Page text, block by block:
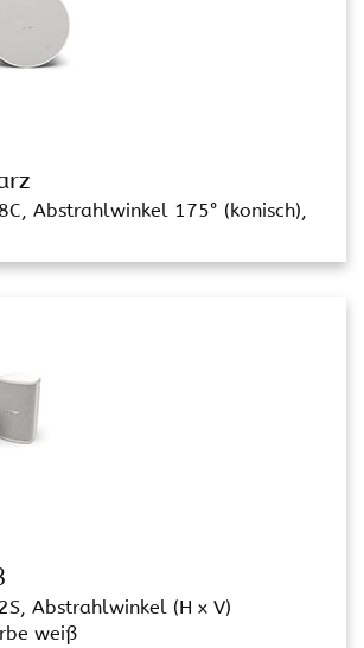
Abstrahlwinkel 175° (konisch),
Abstrahlwinkel (H x V)
weiß